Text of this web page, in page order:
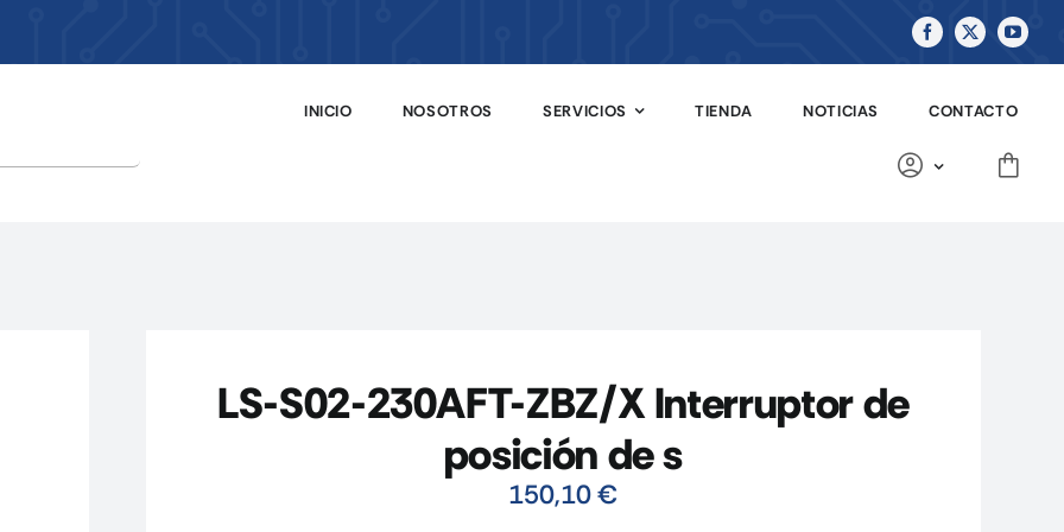
INICIO NOSOTROS SERVICIOS TIENDA NOTICIAS CONTACTO
LS-S02-230AFT-ZBZ/X Interruptor de
posición de s
150,10€